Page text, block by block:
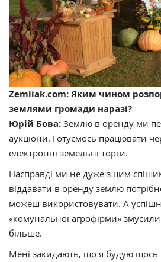
Zemliak.com: Яким чином
землями громади наразі?
Юрій Бова: Землю в оренду ми
аукціони. Готуємось працювати
електронні земельні торги.
Насправді ми не дуже з цим
віддавати в оренду землю
можеш використовувати. А
«комунальної агрофірми»
більше.
Мені закидають, що я будую щось